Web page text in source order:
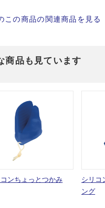
この商品の関連商品を見る
商品も見ています
ンちょっとつかみ
シリコ
ング